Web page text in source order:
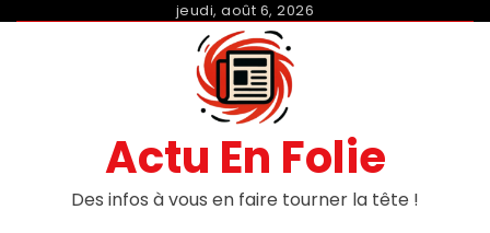
jeudi, août 6, 2026
Actu En Folie
Des infos à vous en faire tourner la tête !